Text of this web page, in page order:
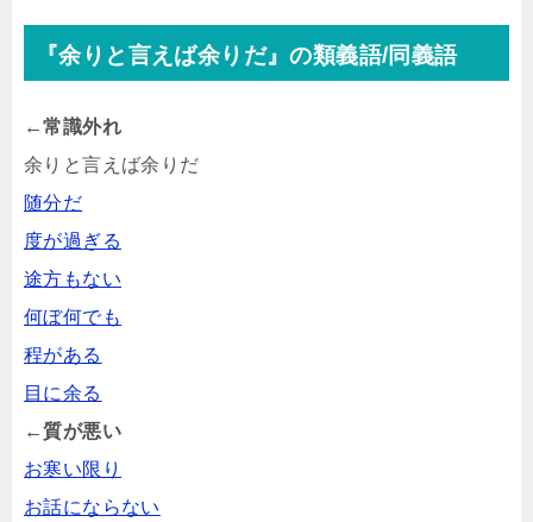
『余りと言えば余りだ』の類義語/同義語
←常識外れ
余りと言えば余りだ
随分だ
度が過ぎる
途方もない
何ぼ何でも
程がある
目に余る
←質が悪い
お寒い限り
お話にならない